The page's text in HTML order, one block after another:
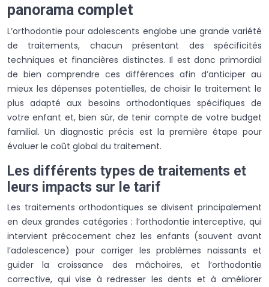
panorama complet
L’orthodontie pour adolescents englobe une grande variété
de traitements, chacun présentant des spécificités
techniques et financières distinctes. Il est donc primordial
de bien comprendre ces différences afin d’anticiper au
mieux les dépenses potentielles, de choisir le traitement le
plus adapté aux besoins orthodontiques spécifiques de
votre enfant et, bien sûr, de tenir compte de votre budget
familial. Un diagnostic précis est la première étape pour
évaluer le coût global du traitement.
Les différents types de traitements et
leurs impacts sur le tarif
Les traitements orthodontiques se divisent principalement
en deux grandes catégories : l’orthodontie interceptive, qui
intervient précocement chez les enfants (souvent avant
l’adolescence) pour corriger les problèmes naissants et
guider la croissance des mâchoires, et l’orthodontie
corrective, qui vise à redresser les dents et à améliorer